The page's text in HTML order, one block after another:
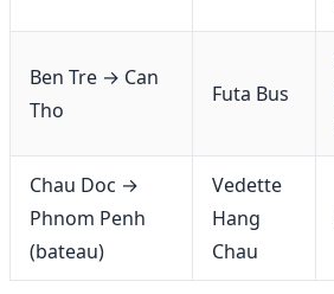
Ben Tre → Can
Tho
Futa Bus
Chau Doc →
Phnom Penh
(bateau)
Vedette
Hang
Chau